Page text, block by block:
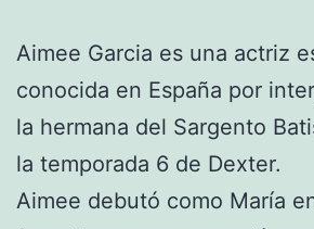
Aimee Garcia es una actriz
conocida en España por
la hermana del Sargento
la temporada 6 de Dexter.
Aimee debutó como María